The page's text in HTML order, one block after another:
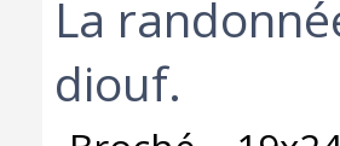
‎La
diouf.‎